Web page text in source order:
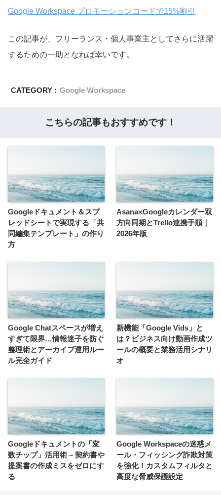
Google Workspace プロモーションコードで15%割引
この記事が、フリーランス・個人事業主としてさらに活躍
するための一助となれば幸いです。
CATEGORY : Google Workspace
こちらの記事もおすすめです！
Googleドキュメント＆スプ
レッドシートで実現する「共
同編集テンプレート」の作り
方
Asana×Googleカレンダー双
方向同期とTrello連携手順｜
2026年版
Google Chatスペースが増え
すぎて限界…情報迷子を防ぐ
整理術とアーカイブ運用ルー
ル完全ガイド
新機能「Google Vids」と
は？ビジネス向け動画作成ツ
ールの概要と業務活用シナリ
オ
Googleドキュメントの「変
数チップ」活用術 – 契約書や
提案書の作成ミスをゼロにす
る
Google Workspaceの迷惑メ
ール・フィッシング詐欺対策
を強化！カスタムフィルタと
高度な脅威保護設定